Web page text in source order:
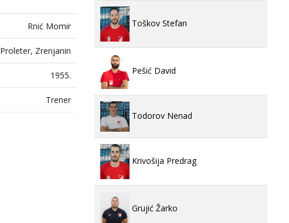
Rnić Momir
Proleter, Zrenjanin
1955.
Trener
Toškov Stefan
Pešić David
Todorov Nenad
Krivošija Predrag
Grujić Žarko